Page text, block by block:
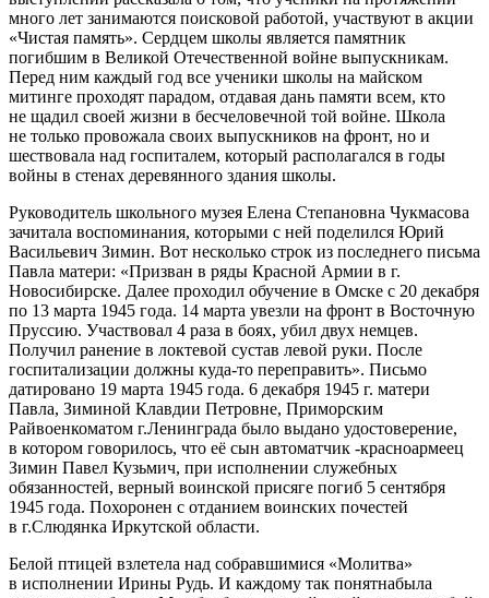
много лет занимаются поисковой работой, участвуют в акции
«Чистая память». Сердцем школы является памятник
погибшим в Великой Отечественной войне выпускникам.
Перед ним каждый год все ученики школы на майском
митинге проходят парадом, отдавая дань памяти всем, кто
не щадил своей жизни в бесчеловечной той войне. Школа
не только провожала своих выпускников на фронт, но и
шествовала над госпиталем, который располагался в годы
войны в стенах деревянного здания школы.
Руководитель школьного музея Елена Степановна Чукмасова
зачитала воспоминания, которыми с ней поделился Юрий
Васильевич Зимин. Вот несколько строк из последнего письма
Павла матери: «Призван в ряды Красной Армии в г.
Новосибирске. Далее проходил обучение в Омске с 20 декабря
по 13 марта 1945 года. 14 марта увезли на фронт в Восточную
Пруссию. Участвовал 4 раза в боях, убил двух немцев.
Получил ранение в локтевой сустав левой руки. После
госпитализации должны куда-то переправить». Письмо
датировано 19 марта 1945 года. 6 декабря 1945 г. матери
Павла, Зиминой Клавдии Петровне, Приморским
Райвоенкоматом г.Ленинграда было выдано удостоверение,
в котором говорилось, что её сын автоматчик -красноармеец
Зимин Павел Кузьмич, при исполнении служебных
обязанностей, верный воинской присяге погиб 5 сентября
1945 года. Похоронен с отданием воинских почестей
в г.Слюдянка Иркутской области.
Белой птицей взлетела над собравшимися «Молитва»
в исполнении Ирины Рудь. И каждому так понятнабыла